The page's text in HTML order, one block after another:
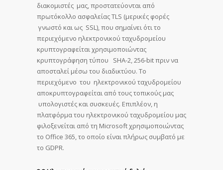
διακομιστές μας, προστατεύονται από
πρωτόκολλο ασφαλείας TLS (μερικές φορές
γνωστό και ως SSL), που σημαίνει ότι το
περιεχόμενο ηλεκτρονικού ταχυδρομείου
κρυπτογραφείται χρησιμοποιώντας
κρυπτογράφηση τύπου SHA-2, 256-bit πριν να
αποσταλεί μέσω του διαδικτύου. Το
περιεχόμενο του ηλεκτρονικού ταχυδρομείου
αποκρυπτογραφείται από τους τοπικούς μας
υπολογιστές και συσκευές. Επιπλέον, η
πλατφόρμα του ηλεκτρονικού ταχυδρομείου μας
φιλοξενείται από τη Microsoft χρησιμοποιώντας
το Office 365, το οποίο είναι πλήρως συμβατό με
το GDPR.